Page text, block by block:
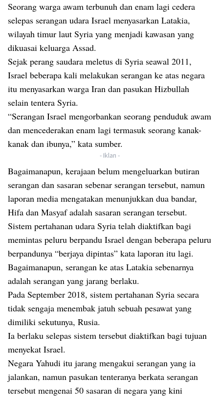
Seorang warga awam terbunuh dan enam lagi cedera
selepas serangan udara Israel menyasarkan Latakia,
wilayah timur laut Syria yang menjadi kawasan yang
dikuasai keluarga Assad.
Sejak perang saudara meletus di Syria seawal 2011,
Israel beberapa kali melakukan serangan ke atas negara
itu menyasarkan warga Iran dan pasukan Hizbullah
selain tentera Syria.
“Serangan Israel mengorbankan seorang penduduk awam
dan mencederakan enam lagi termasuk seorang kanak-
kanak dan ibunya,” kata sumber.
- Iklan -
Bagaimanapun, kerajaan belum mengeluarkan butiran
serangan dan sasaran sebenar serangan tersebut, namun
laporan media mengatakan menunjukkan dua bandar,
Hifa dan Masyaf adalah sasaran serangan tersebut.
Sistem pertahanan udara Syria telah diaktifkan bagi
memintas peluru berpandu Israel dengan beberapa peluru
berpandunya “berjaya dipintas” kata laporan itu lagi.
Bagaimanapun, serangan ke atas Latakia sebenarnya
adalah serangan yang jarang berlaku.
Pada September 2018, sistem pertahanan Syria secara
tidak sengaja menembak jatuh sebuah pesawat yang
dimiliki sekutunya, Rusia.
Ia berlaku selepas sistem tersebut diaktifkan bagi tujuan
menyekat Israel.
Negara Yahudi itu jarang mengakui serangan yang ia
jalankan, namun pasukan tenteranya berkata serangan
tersebut mengenai 50 sasaran di negara yang kini